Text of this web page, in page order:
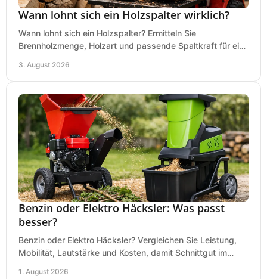
Wann lohnt sich ein Holzspalter wirklich?
Wann lohnt sich ein Holzspalter? Ermitteln Sie
Brennholzmenge, Holzart und passende Spaltkraft für eine
3. August 2026
Benzin oder Elektro Häcksler: Was passt
besser?
Benzin oder Elektro Häcksler? Vergleichen Sie Leistung,
Mobilität, Lautstärke und Kosten, damit Schnittgut im
1. August 2026